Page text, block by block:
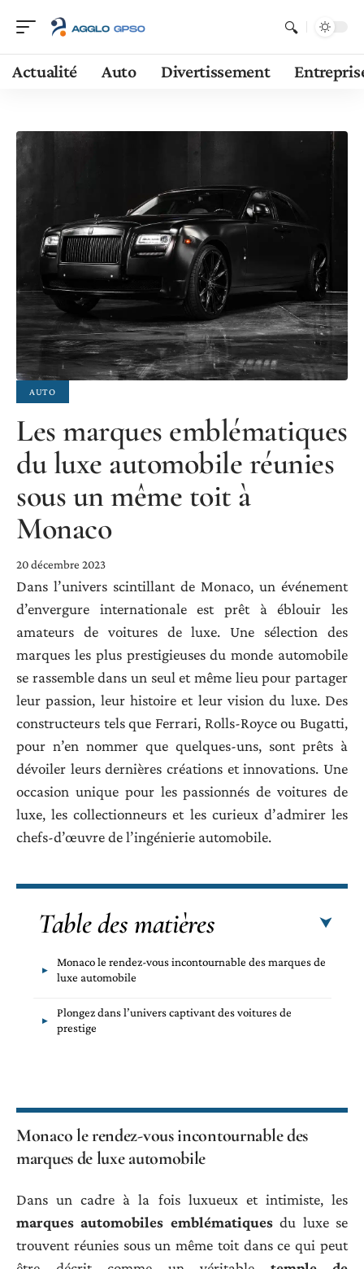
Actualité Auto Divertissement
AUTO
Les marques emblématiques
du luxe automobile réunies
sous un même toit à
Monaco
20 décembre 2023
Dans l’univers scintillant de Monaco, un événement
d’envergure internationale est prêt à éblouir les
amateurs de voitures de luxe. Une sélection des
marques les plus prestigieuses du monde automobile
se rassemble dans un seul et même lieu pour partager
leur passion, leur histoire et leur vision du luxe. Des
constructeurs tels que Ferrari, Rolls-Royce ou Bugatti,
pour n’en nommer que quelques-uns, sont prêts à
dévoiler leurs dernières créations et innovations. Une
occasion unique pour les passionnés de voitures de
luxe, les collectionneurs et les curieux d’admirer les
chefs-d’œuvre de l’ingénierie automobile.
Table des matières
Monaco le rendez-vous incontournable des marques de
luxe automobile
Plongez dans l’univers captivant des voitures de
prestige
Monaco le rendez-vous incontournable des
marques de luxe automobile
Dans un cadre à la fois luxueux et intimiste, les
marques automobiles emblématiquesdu luxe se
trouvent réunies sous un même toit dans ce qui peut